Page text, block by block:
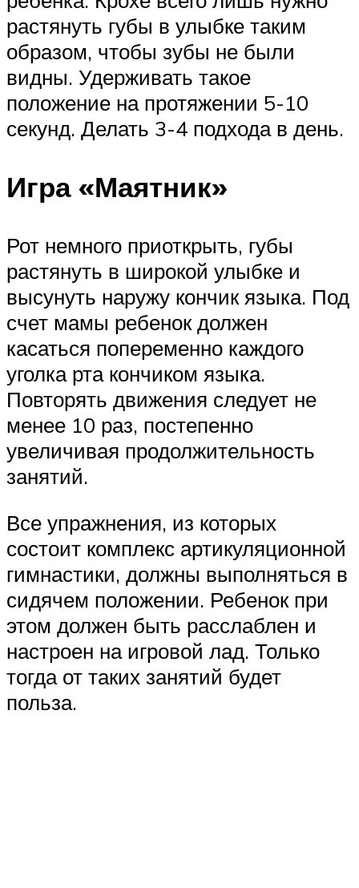
растянуть губы в улыбке таким
образом, чтобы зубы не были
видны. Удерживать такое
положение на протяжении 5-10
секунд. Делать 3-4 подхода в день.
Игра «Маятник»
Рот немного приоткрыть, губы
растянуть в широкой улыбке и
высунуть наружу кончик языка. Под
счет мамы ребенок должен
касаться попеременно каждого
уголка рта кончиком языка.
Повторять движения следует не
менее 10 раз, постепенно
увеличивая продолжительность
занятий.
Все упражнения, из которых
состоит комплекс артикуляционной
гимнастики, должны выполняться в
сидячем положении. Ребенок при
этом должен быть расслаблен и
настроен на игровой лад. Только
тогда от таких занятий будет
польза.